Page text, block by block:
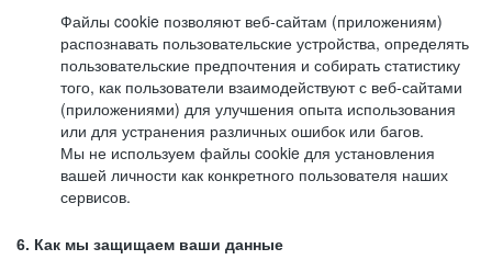
Файлы cookie позволяют веб-сайтам (приложениям)
распознавать пользовательские устройства, определять
пользовательские предпочтения и собирать статистику
того, как пользователи взаимодействуют с веб-сайтами
(приложениями) для улучшения опыта использования
или для устранения различных ошибок или багов.
Мы не используем файлы cookie для установления
вашей личности как конкретного пользователя наших
сервисов.
6. Как мы защищаем ваши данные